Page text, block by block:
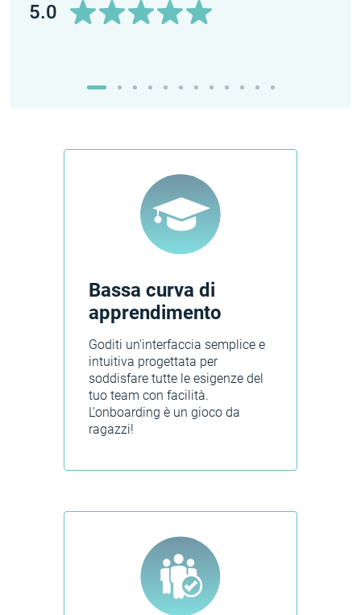
5.0
Bassa curva di
apprendimento
Goditi un'interfaccia semplice e
intuitiva progettata per
soddisfare tutte le esigenze del
tuo team con facilità.
L'onboarding è un gioco da
ragazzi!